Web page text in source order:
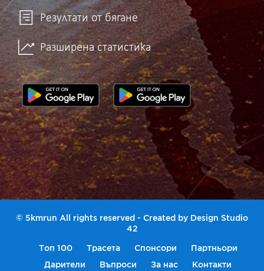
Резултати от бягане
Разширена статистика
© 5kmrun All rights reserved - Created by Design Studio
42
Топ 100 Трасета Спонсори
Партньори
Дарители
Въпроси За нас Контакти